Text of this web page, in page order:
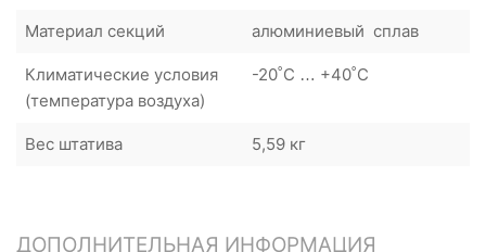
Материал секций алюминиевый сплав
Климатические условия
(температура воздуха)
-20˚С … +40˚С
Вес штатива 5,59 кг
ДОПОЛНИТЕЛЬНАЯ ИНФОРМАЦИЯ